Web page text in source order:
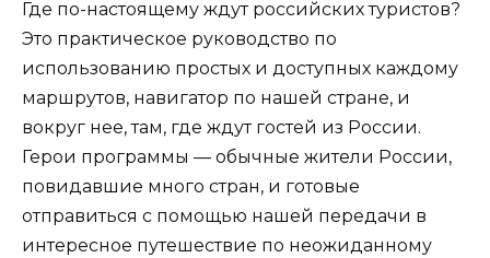
Где по-настоящему ждут российских туристов?
Это практическое руководство по
использованию простых и доступных каждому
маршрутов, навигатор по нашей стране, и
вокруг нее, там, где ждут гостей из России.
Герои программы — обычные жители России,
повидавшие много стран, и готовые
отправиться с помощью нашей передачи в
интересное путешествие по неожиданному